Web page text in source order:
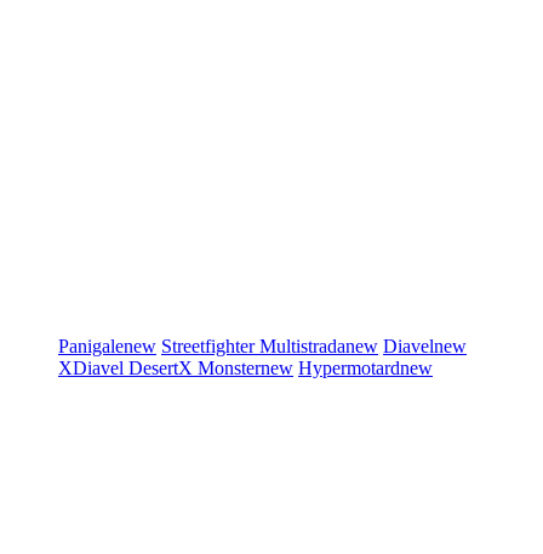
Panigalenew StreetfighterMultistradanew Diavelnew
XDiavel DesertX Monsternew Hypermotardnew